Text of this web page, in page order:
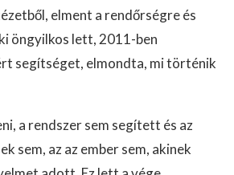
elment a rendőrségre és
öngyilkos lett, 2011-ben
segítséget, elmondta, mi történik
a rendszer sem segített és az
sem, az az ember sem, akinek